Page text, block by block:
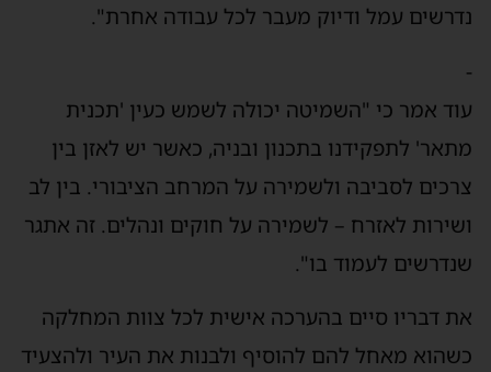
נדרשים עמל ודיוק מעבר לכל עבודה אחרת".
-
עוד אמר כי "השמיטה יכולה לשמש כעין 'תכנית
מתאר' לתפקידנו בתכנון ובניה, כאשר יש לאזן בין
צרכים לסביבה ולשמירה על המרחב הציבורי. בין לב
ושירות לאזרח – לשמירה על חוקים ונהלים. זה אתגר
שנדרשים לעמוד בו".
את דבריו סיים בהערכה אישית לכל צוות המחלקה
כשהוא מאחל להם להוסיף ולבנות את העיר ולהצעיד